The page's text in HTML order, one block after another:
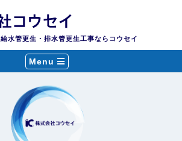
水管更生・排水管更生工事ならコウセイ
Menu